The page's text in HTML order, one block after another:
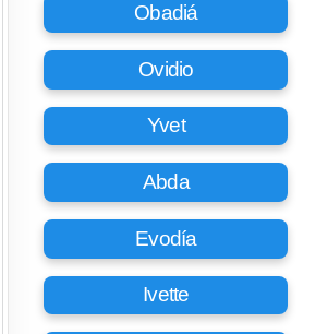
Obadiá
Ovidio
Yvet
Abda
Evodía
Ivette